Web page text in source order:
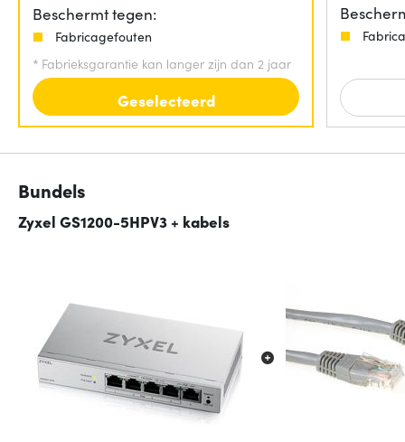
Beschermt tegen:
Fabricagefouten
* Fabrieksgarantie kan langer zijn dan 2 jaar
Geselecteerd
Bundels
Zyxel GS1200-5HPV3 + kabels